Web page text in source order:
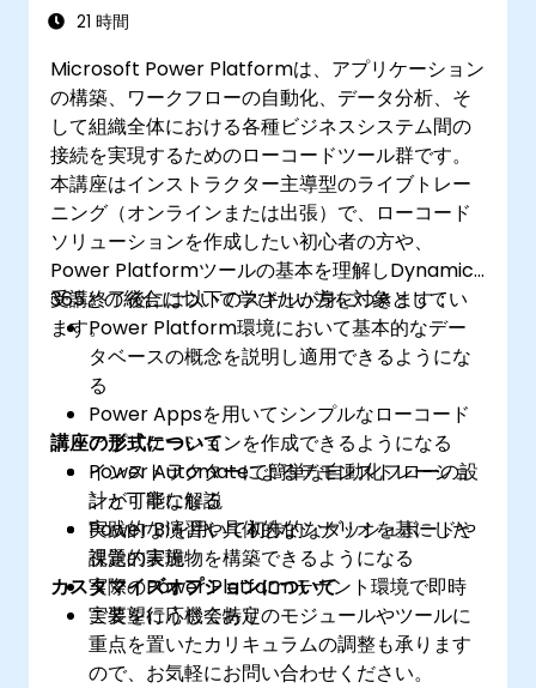
21 時間
Microsoft Power Platformは、アプリケーション
の構築、ワークフローの自動化、データ分析、そ
して組織全体における各種ビジネスシステム間の
接続を実現するためのローコードツール群です。
本講座はインストラクター主導型のライブトレー
ニング（オンラインまたは出張）で、ローコード
ソリューションを作成したい初心者の方や、
Power Platformツールの基本を理解しDynamics
365との統合について学びたい方を対象としてい
ます。
受講終了後には以下のスキルが身につきます：
Power Platform環境において基本的なデー
タベースの概念を説明し適用できるようにな
る
Power Appsを用いてシンプルなローコード
アプリケーションを作成できるようになる
Power Automateで簡単な自動化フローの設
計が可能になる
Power BIを用いて初歩的なダッシュボードや
視覚的表現物を構築できるようになる
講座の形式について
インストラクターによるデモンストレーショ
ンと丁寧な解説
実践的な演習や具体的なシナリオを基にした
課題の実施
​実際のPower Platformテナント環境で即時
実装を行う機会あり
カスタマイズオプションについて
ご要望に応じて特定のモジュールやツールに
重点を置いたカリキュラムの調整も承ります
ので、お気軽にお問い合わせください。